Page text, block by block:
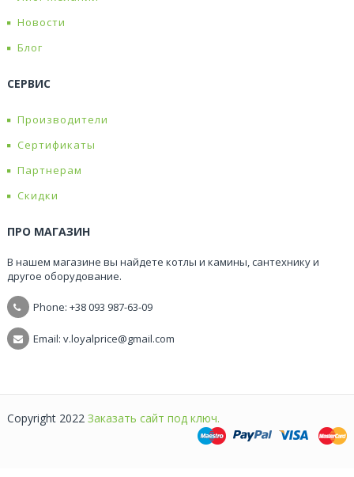
Новости
Блог
СЕРВИС
Производители
Сертификаты
Партнерам
Скидки
ПРО МАГАЗИН
В нашем магазине вы найдете котлы и камины, сантехнику и
другое оборудование.
Phone: +38093 987-63-09
Email: v.loyalprice@gmail.com
Copyright 2022 Заказать сайт под ключ.